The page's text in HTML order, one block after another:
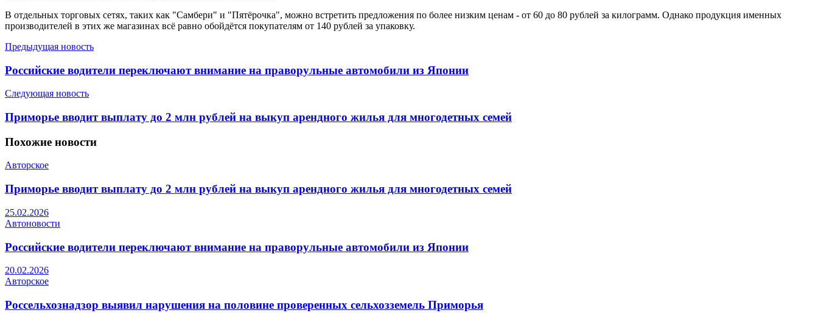
В отдельных торговых сетях, таких как "Самбери" и "Пятёрочка", можно встретить предложения по более низким ценам - от 60 до 80 рублей за килограмм. Однако продукция именных
производителей в этих же магазинах всё равно обойдётся покупателям от 140 рублей за упаковку.
Предыдущая новость
Российские водители переключают внимание на праворульные автомобили из Японии
Следующая новость
Приморье вводит выплату до 2 млн рублей на выкуп арендного жилья для многодетных семей
Похожие новости
Авторское
Приморье вводит выплату до 2 млн рублей на выкуп арендного жилья для многодетных семей
25.02.2026
Автоновости
Российские водители переключают внимание на праворульные автомобили из Японии
20.02.2026
Авторское
Россельхознадзор выявил нарушения на половине проверенных сельхозземель Приморья